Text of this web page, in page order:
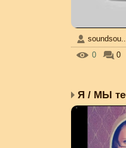
0
0
Я / МЫ